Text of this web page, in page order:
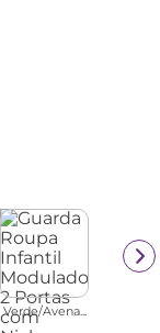
Verde/Avena...